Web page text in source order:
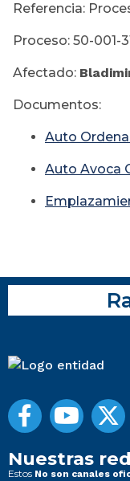
Referencia:
Proceso: 50-001-
Afectado:
Documentos:
Auto
Auto Avoca
Nuestras
Estos No son canales